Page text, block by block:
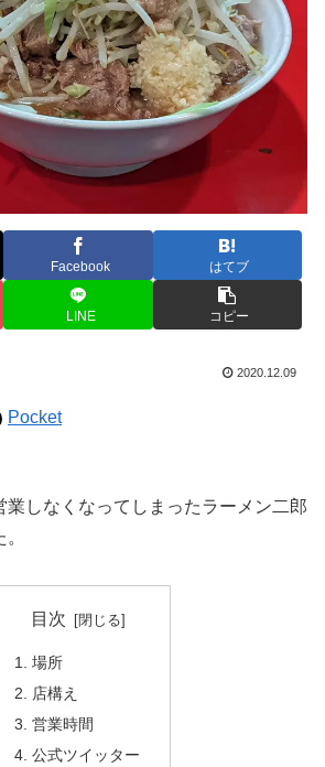
Facebook はてブ
LINE コピー
2020.12.09
Pocket
業しなくなってしまったラーメン二郎
目次
場所
店構え
営業時間
公式ツイッター